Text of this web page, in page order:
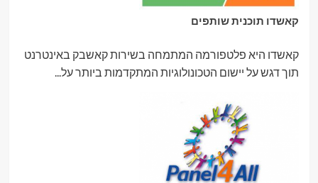
קאשדו תוכנית שותפים
קאשדו היא פלטפורמה המתמחה בשירות קאשבק באינטרנט
תוך דגש על יישום הטכונולוגיות המתקדמות ביותר על...